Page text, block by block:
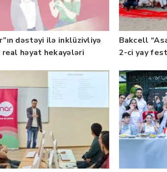
dəstəyi ilə inklüzivliyə
real həyat hekayələri
Bakcell
2-ci yay